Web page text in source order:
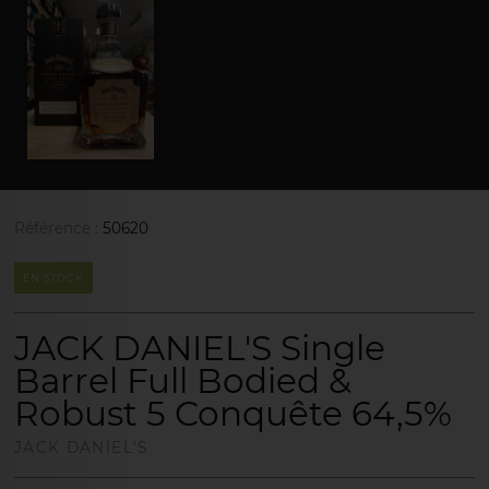
50620
EN STOCK
JACK DANIEL'S Single
Barrel Full Bodied &
Robust 5 Conquête 64,5%